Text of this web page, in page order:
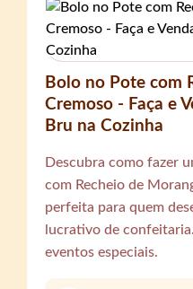
Bolo no Pote com
Cremoso - Faça e
Bru na Cozinha
Descubra como fazer
com Recheio de
perfeita para quem
lucrativo de
eventos especiais.